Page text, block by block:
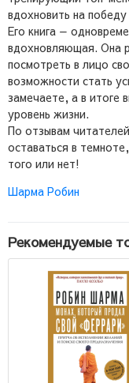
вдохновить на победу
Его книга —
вдохновляющая. Она
посмотреть в лицо
возможности стать
замечаете, а в итоге
уровень жизни.
По отзывам
оставаться в
того или нет!
Шарма Робин
Рекомендуемые